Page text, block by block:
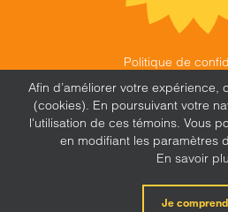
Politique de
©
CUISINE SOLEIL 2026 |
WEB •
X
Afin d’améliorer votre expérience,
(cookies). En poursuivant votre
l'utilisation de ces témoins. Vous
en modifiant les paramètres
En savoir
Je